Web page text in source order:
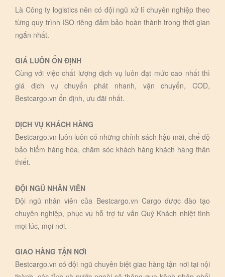
Là Công ty logistics nên có đội ngũ xử lí chuyên nghiệp theo
từng quy trình ISO riêng đảm bảo hoàn thành trong thời gian
ngắn nhất.
GIÁ LUÔN ỔN ĐỊNH
Cùng với việc chất lượng dịch vụ luôn đạt mức cao nhất thì
giá dịch vụ chuyển phát nhanh, vận chuyển, COD,
Bestcargo.vn ổn định, ưu đãi nhất.
DỊCH VỤ KHÁCH HÀNG
Bestcargo.vn luôn luôn có những chính sách hậu mãi, chế độ
bảo hiểm hàng hóa, chăm sóc khách hàng khách hàng thân
thiết.
ĐỘI NGŨ NHÂN VIÊN
Đội ngũ nhân viên của Bestcargo.vn Cargo được đào tạo
chuyên nghiệp, phục vụ hỗ trợ tư vấn Quý Khách nhiệt tình
mọi lúc, mọi nơi.
GIAO HÀNG TẬN NƠI
Bestcargo.vn có đội ngũ chuyên biệt giao hàng tận nơi tại nội